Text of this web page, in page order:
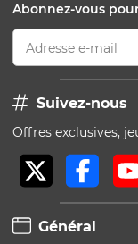
Abonnez-vous
Adresse e-mail
Suivez-nous
Offres exclusives,
Général